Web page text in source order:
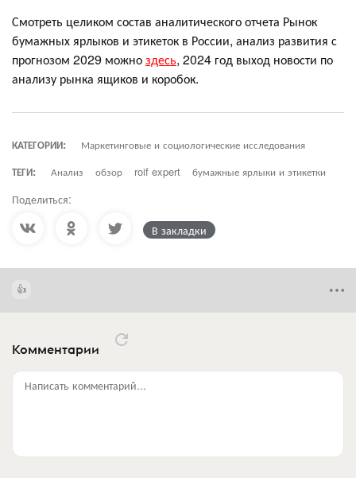
Смотреть целиком состав аналитического отчета Рынок
бумажных ярлыков и этикеток в России, анализ развития с
прогнозом 2029 можноздесь, 2024 год выход новости по
анализу рынка ящиков и коробок.
КАТЕГОРИИ:
Маркетинговые и социологические исследования
ТЕГИ:
Анализ обзор roif expert бумажные ярлыки и этикетки
Поделиться:
В закладки
Комментарии
Написать комментарий...